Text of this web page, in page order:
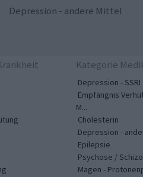
Depression - andere Mittel
Kategorie
Depression - SSRI
Empfängnis
M...
Cholesterin
Depression -
Epilepsie
Psychose /
Magen -